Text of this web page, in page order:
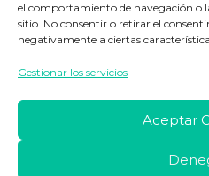
el comportamiento de navegación o
sitio. No consentir o retirar el
negativamente a ciertas
Gestionar los servicios
Aceptar
Política de
devoluciones
Horario de
Lun. a Vie.:
18:00h
Política de
privacidad
cookies